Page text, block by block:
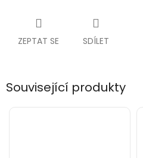
ZEPTAT SE SDÍLET
Související produkty